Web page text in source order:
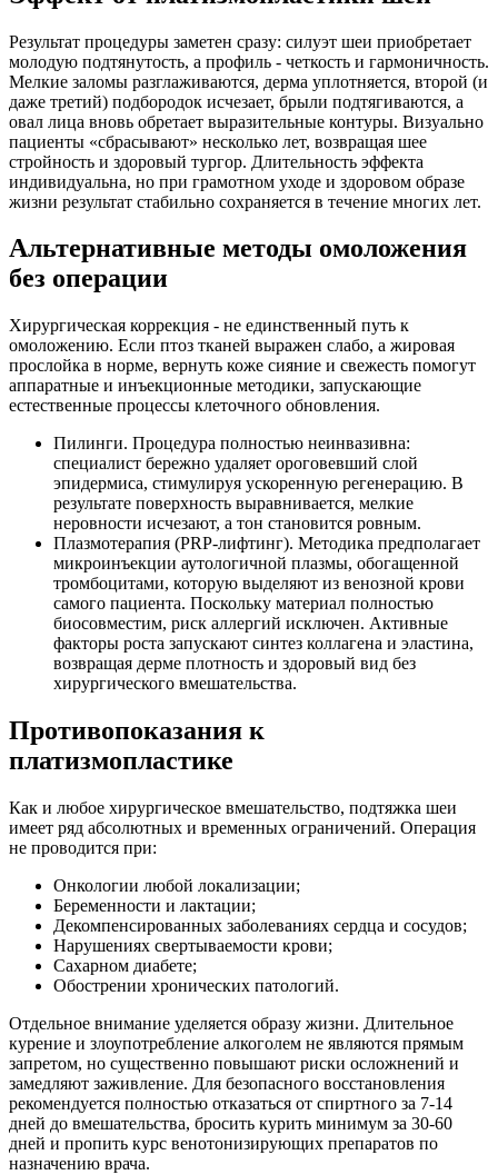
Результат процедуры заметен сразу: силуэт шеи приобретает
молодую подтянутость, а профиль - четкость и гармоничность.
Мелкие заломы разглаживаются, дерма уплотняется, второй (и
даже третий) подбородок исчезает, брыли подтягиваются, а
овал лица вновь обретает выразительные контуры. Визуально
пациенты «сбрасывают» несколько лет, возвращая шее
стройность и здоровый тургор. Длительность эффекта
индивидуальна, но при грамотном уходе и здоровом образе
жизни результат стабильно сохраняется в течение многих лет.
Альтернативные методы омоложения
без операции
Хирургическая коррекция - не единственный путь к
омоложению. Если птоз тканей выражен слабо, а жировая
прослойка в норме, вернуть коже сияние и свежесть помогут
аппаратные и инъекционные методики, запускающие
естественные процессы клеточного обновления.
Пилинги. Процедура полностью неинвазивна:
специалист бережно удаляет ороговевший слой
эпидермиса, стимулируя ускоренную регенерацию. В
результате поверхность выравнивается, мелкие
неровности исчезают, а тон становится ровным.
Плазмотерапия (PRP-лифтинг). Методика предполагает
микроинъекции аутологичной плазмы, обогащенной
тромбоцитами, которую выделяют из венозной крови
самого пациента. Поскольку материал полностью
биосовместим, риск аллергий исключен. Активные
факторы роста запускают синтез коллагена и эластина,
возвращая дерме плотность и здоровый вид без
хирургического вмешательства.
Противопоказания к
платизмопластике
Как и любое хирургическое вмешательство, подтяжка шеи
имеет ряд абсолютных и временных ограничений. Операция
не проводится при:
Онкологии любой локализации;
Беременности и лактации;
Декомпенсированных заболеваниях сердца и сосудов;
Нарушениях свертываемости крови;
Сахарном диабете;
Обострении хронических патологий.
Отдельное внимание уделяется образу жизни. Длительное
курение и злоупотребление алкоголем не являются прямым
запретом, но существенно повышают риски осложнений и
замедляют заживление. Для безопасного восстановления
рекомендуется полностью отказаться от спиртного за 7-14
дней до вмешательства, бросить курить минимум за 30-60
дней и пропить курс венотонизирующих препаратов по
назначению врача.